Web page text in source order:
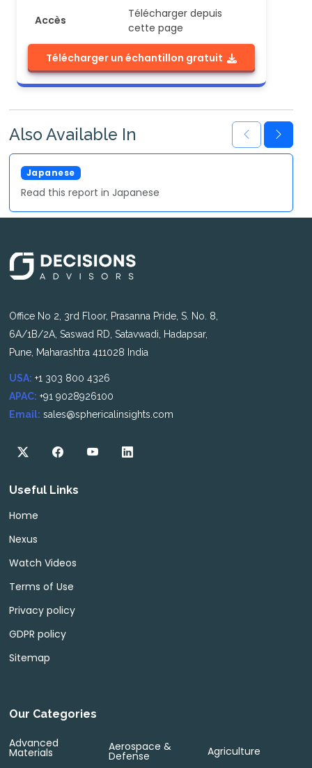
Accès
Télécharger depuis
cette page
Télécharger un échantillon gratuit
Also Available In
Japanese
Read this report in Japanese
Office No 2, 3rd Floor, Prasanna Pride, S. No. 8,
6A/1B/2A, Saswad RD, Satavwadi, Hadapsar,
Pune, Maharashtra 411028 India
USA: +1 303 800 4326
APAC: +91 9028926100
Email: sales@sphericalinsights.com
Useful Links
Home
Nexus
Watch Videos
Terms of Use
Privacy policy
GDPR policy
Sitemap
Our Categories
Advanced
Materials Aerospace &
Defense Agriculture